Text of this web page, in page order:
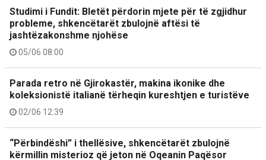
Studimi i Fundit: Bletët përdorin mjete për të zgjidhur
probleme, shkencëtarët zbulojnë aftësi të
jashtëzakonshme njohëse
05/06 08:00
Parada retro në Gjirokastër, makina ikonike dhe
koleksionistë italianë tërheqin kureshtjen e turistëve
02/06 12:39
“Përbindëshi” i thellësive, shkencëtarët zbulojnë
kërmillin misterioz që jeton në Oqeanin Paqësor